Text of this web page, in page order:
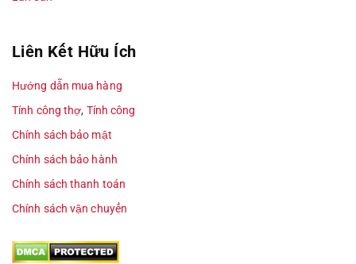
Liên Kết Hữu Ích
Hướng dẫn mua hàng
Tính công thợ, Tính công
Chính sách bảo mật
Chính sách bảo hành
Chính sách thanh toán
Chính sách vận chuyển